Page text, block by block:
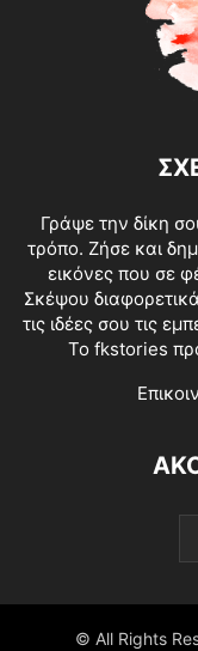
Γράψε την δίκη
τρόπο. Ζήσε και
εικόνες που σε
Σκέψου
τις ιδέες σου τις
Το fkstories
© All Rights